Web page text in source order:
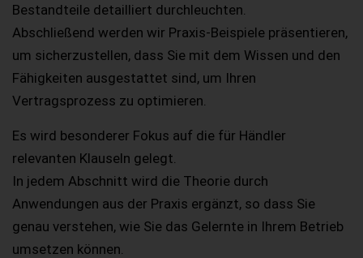
Bestandteile detailliert durchleuchten.
Abschließend werden wir Praxis-Beispiele präsentieren,
um sicherzustellen, dass Sie mit dem Wissen und den
Fähigkeiten ausgestattet sind, um Ihren
Vertragsprozess zu optimieren.
Es wird besonderer Fokus auf die für Händler
relevanten Klauseln gelegt.
In jedem Abschnitt wird die Theorie durch
Anwendungen aus der Praxis ergänzt, so dass Sie
genau verstehen, wie Sie das Gelernte in Ihrem Betrieb
umsetzen können.